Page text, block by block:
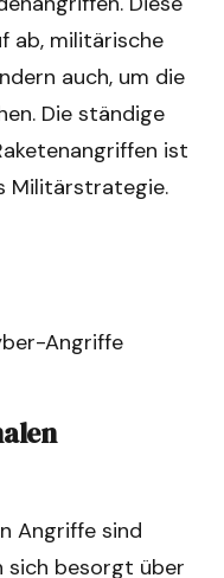
ab, militärische
auch, um die
Die ständige
ist
Militärstrategie.
Angriffe
Angriffe sind
sich besorgt über